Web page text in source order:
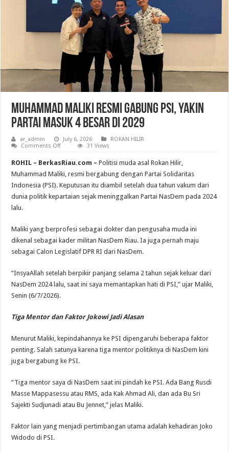
Muhammad Maliki Resmi Gabung PSI, Yakin
Partai Masuk 4 Besar di 2029
ar_admin July 6, 2026
ROKAN HILIR
Comments Offon
Maliki
Resmi
Gabung
PSI,
Yakin
Masuk
2029
31 Views
ROHIL – BerkasRiau.com – Politisi muda asal Rokan Hilir,
Muhammad Maliki, resmi bergabung dengan Partai Solidaritas
Indonesia (PSI). Keputusan itu diambil setelah dua tahun vakum dari
dunia politik kepartaian sejak meninggalkan Partai NasDem pada 2024
lalu.
Maliki yang berprofesi sebagai dokter dan pengusaha muda ini
dikenal sebagai kader militan NasDem Riau. Ia juga pernah maju
sebagai Calon Legislatif DPR RI dari NasDem.
“InsyaAllah setelah berpikir panjang selama 2 tahun sejak keluar dari
NasDem 2024 lalu, saat ini saya memantapkan hati di PSI,” ujar Maliki,
Senin (6/7/2026).
Tiga Mentor dan Faktor Jokowi Jadi Alasan
Menurut Maliki, kepindahannya ke PSI dipengaruhi beberapa faktor
penting. Salah satunya karena tiga mentor politiknya di NasDem kini
juga bergabung ke PSI.
“Tiga mentor saya di NasDem saat ini pindah ke PSI. Ada Bang Rusdi
Masse Mappasessu atau RMS, ada Kak Ahmad Ali, dan ada Bu Sri
Sajekti Sudjunadi atau Bu Jennet,” jelas Maliki.
Faktor lain yang menjadi pertimbangan utama adalah kehadiran Joko
Widodo di PSI.